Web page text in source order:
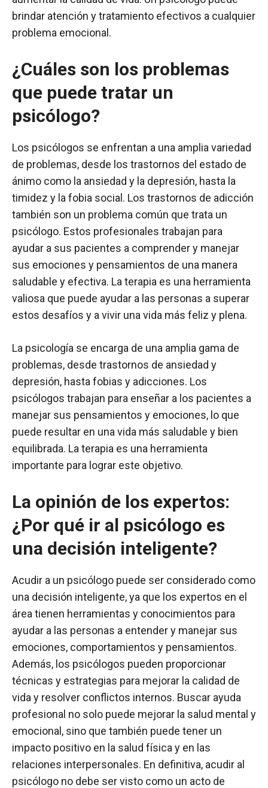
brindar atención y tratamiento efectivos a cualquier
problema emocional.
¿Cuáles son los problemas
que puede tratar un
psicólogo?
Los psicólogos se enfrentan a una amplia variedad
de problemas, desde los trastornos del estado de
ánimo como la ansiedad y la depresión, hasta la
timidez y la fobia social. Los trastornos de adicción
también son un problema común que trata un
psicólogo. Estos profesionales trabajan para
ayudar a sus pacientes a comprender y manejar
sus emociones y pensamientos de una manera
saludable y efectiva. La terapia es una herramienta
valiosa que puede ayudar a las personas a superar
estos desafíos y a vivir una vida más feliz y plena.
La psicología se encarga de una amplia gama de
problemas, desde trastornos de ansiedad y
depresión, hasta fobias y adicciones. Los
psicólogos trabajan para enseñar a los pacientes a
manejar sus pensamientos y emociones, lo que
puede resultar en una vida más saludable y bien
equilibrada. La terapia es una herramienta
importante para lograr este objetivo.
La opinión de los expertos:
¿Por qué ir al psicólogo es
una decisión inteligente?
Acudir a un psicólogo puede ser considerado como
una decisión inteligente, ya que los expertos en el
área tienen herramientas y conocimientos para
ayudar a las personas a entender y manejar sus
emociones, comportamientos y pensamientos.
Además, los psicólogos pueden proporcionar
técnicas y estrategias para mejorar la calidad de
vida y resolver conflictos internos. Buscar ayuda
profesional no solo puede mejorar la salud mental y
emocional, sino que también puede tener un
impacto positivo en la salud física y en las
relaciones interpersonales. En definitiva, acudir al
psicólogo no debe ser visto como un acto de